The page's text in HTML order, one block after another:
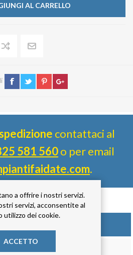
AL CARRELLO
contattaci al
581 560o per email
.
a offrire i nostri servizi.
servizi, acconsentite al
utilizzo dei cookie.
ACCETTO